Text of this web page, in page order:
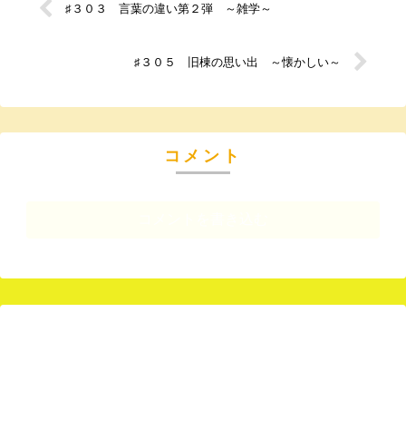
♯３０３ 言葉の違い第２弾 ～雑学～
♯３０５ 旧棟の思い出 ～懐かしい～
コメント